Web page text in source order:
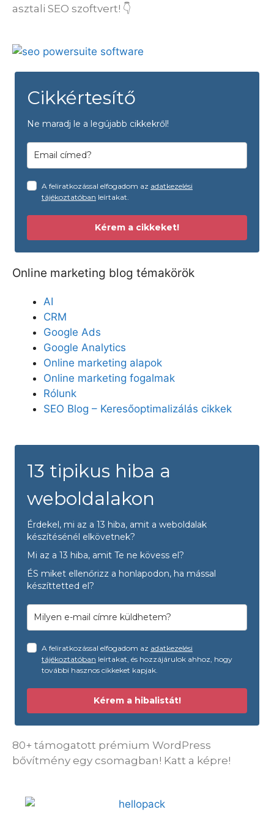
asztali SEO szoftvert! 👇
Cikkértesítő
Ne maradj le a legújabb cikkekről!
A feliratkozással elfogadom az adatkezelési
tájékoztatóban leírtakat.
Kérem a cikkeket!
Online marketing blog témakörök
AI
CRM
Google Ads
Google Analytics
Online marketing alapok
Online marketing fogalmak
Rólunk
SEO Blog – Keresőoptimalizálás cikkek
13 tipikus hiba a
weboldalakon
Érdekel, mi az a 13 hiba, amit a weboldalak
készítésénél elkövetnek?
Mi az a 13 hiba, amit Te ne kövess el?
ÉS miket ellenőrizz a honlapodon, ha mással
készíttetted el?
A feliratkozással elfogadom az adatkezelési
tájékoztatóban leírtakat, és hozzájárulok ahhoz, hogy
további hasznos cikkeket kapjak.
Kérem a hibalistát!
80+ támogatott prémium WordPress
bővítmény egy csomagban! Katt a képre!